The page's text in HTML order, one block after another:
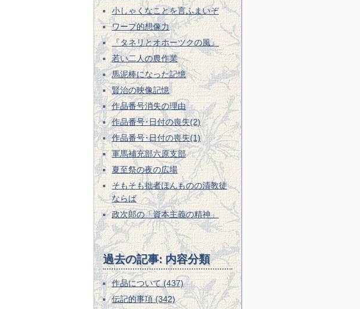
小しゃくなことを言ふまいぞ
ワープ的想像力
『タネリとオホーツクの風』
若い二人の農作業
馬泥棒になった記憶
賢治の映像記憶
作品番号消失の理由
作品番号･日付の喪失(2)
作品番号･日付の喪失(1)
軍馬補充部六原支部
夏至祭の夜の広場
そもそも拙者ほんものの清教徒
ならば
政次郎の「資本主義の精神」
過去の記事: 内容分類
作品について (437)
伝記的事項 (342)